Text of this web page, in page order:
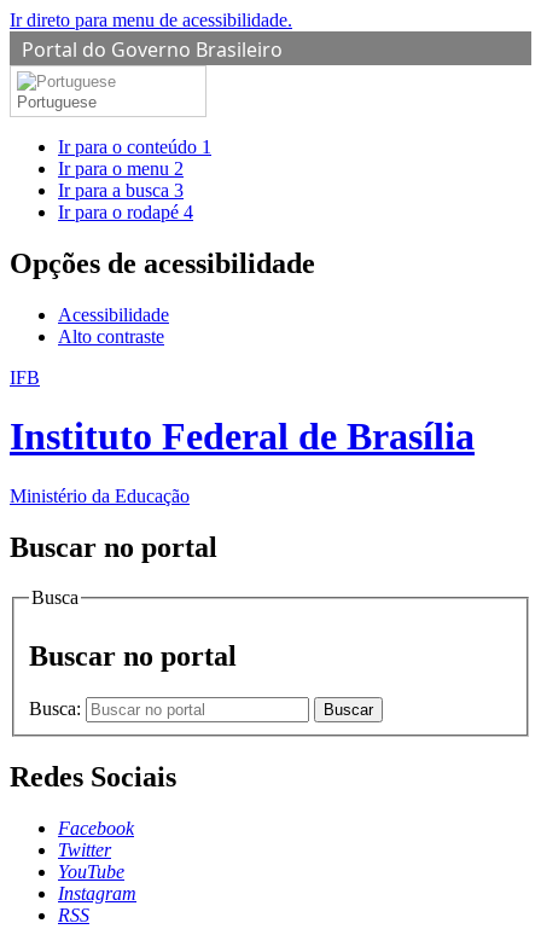
Ir direto para menu de acessibilidade.
Portal do Governo Brasileiro
Portuguese
Ir para o conteúdo 1
Ir para o menu 2
Ir para a busca 3
Ir para o rodapé 4
Opções de acessibilidade
Acessibilidade
Alto contraste
IFB
Instituto Federal de Brasília
Ministério da Educação
Buscar no portal
Busca
Buscar no portal
Busca: Buscar
Redes Sociais
Facebook
Twitter
YouTube
Instagram
RSS